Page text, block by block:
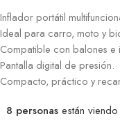
Inflador portátil
Ideal para carro, moto y
Compatible con balones e
Pantalla digital de presión.
Compacto, práctico y
8 personas están